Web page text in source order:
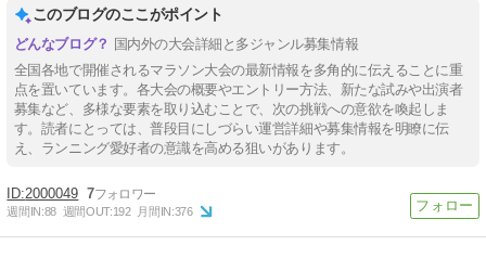
このブログのここがポイント
国内外の大会詳細と多ジャンル募集情報
全国各地で開催されるマラソン大会の最新情報を多角的に伝えることに重
点を置いています。各大会の概要やエントリー方法、新たな試みや出演者
募集など、多様な要素を取り込むことで、次の挑戦への意欲を喚起しま
す。読者にとっては、普段目にしづらい運営詳細や募集情報を明瞭に伝
え、ランニング愛好者の意識を高める狙いがあります。
2000049 7
週間IN:88 週間OUT:192 月間IN:376